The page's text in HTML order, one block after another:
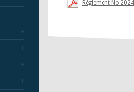
Règlement No